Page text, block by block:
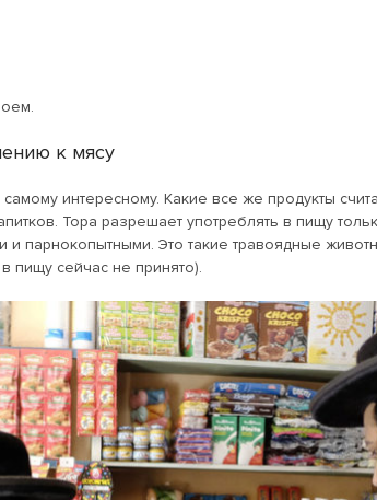
к мясу
интересному. Какие все же продукты
Тора разрешает употреблять в пищу
парнокопытными. Это такие травоядные
пищу сейчас не принято).